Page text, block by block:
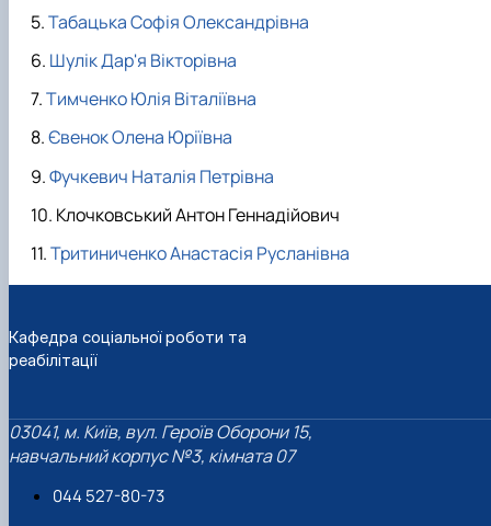
Табацька Софія Олександрівна
Шулік Дар'я Вікторівна
Тимченко Юлія Віталіївна
Євенок Олена Юріївна
Фучкевич Наталія Петрівна
Клочковський Антон Геннадійович
Тритиниченко Анастасія Русланівна
Кафедра соціальної роботи та
реабілітації
03041, м. Київ, вул. Героїв Оборони 15,
навчальний корпус №3, кімната 07
044 527-80-73